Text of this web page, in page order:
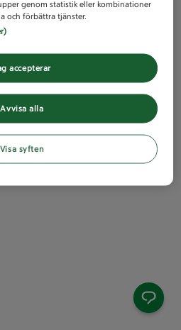
genom statistik eller kombinationer
och förbättra tjänster.
Avvisa alla
accepterar
Visa syften